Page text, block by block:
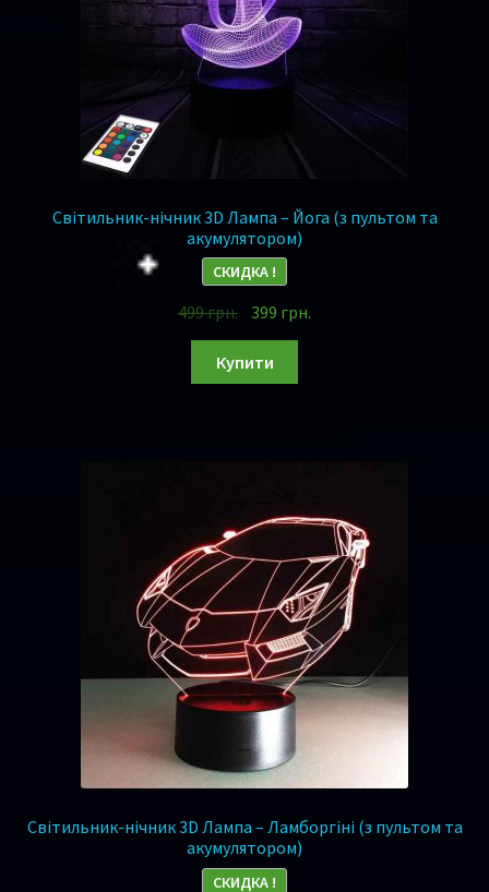
Світильник-нічник 3D Лампа – Йога (з пультом та
акумулятором)
СКИДКА !
499грн. 399 грн.
Купити
Світильник-нічник 3D Лампа – Ламборгіні (з пультом та
акумулятором)
СКИДКА !